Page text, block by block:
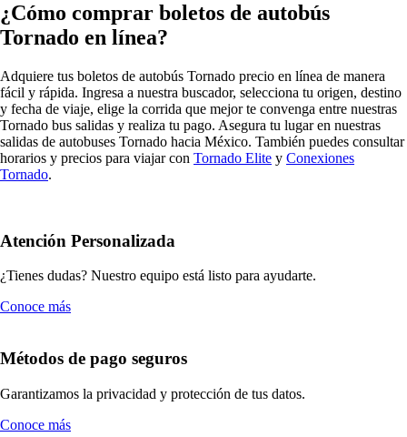
¿Cómo comprar boletos de autobús
Tornado en línea?
Adquiere tus boletos de autobús Tornado precio en línea de manera
fácil y rápida. Ingresa a nuestra buscador, selecciona tu origen, destino
y fecha de viaje, elige la corrida que mejor te convenga entre nuestras
Tornado bus salidas y realiza tu pago. Asegura tu lugar en nuestras
salidas de autobuses Tornado hacia México. También puedes consultar
horarios y precios para viajar con Tornado Elite y Conexiones
Tornado.
Atención Personalizada
¿Tienes dudas? Nuestro equipo está listo para ayudarte.
Conoce más
Métodos de pago seguros
Garantizamos la privacidad y protección de tus datos.
Conoce más